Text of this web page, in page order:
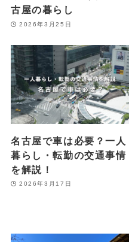
名古屋は住みやすい？転
勤・進学前に知りたい名
2026年3月25日
名古屋で車は必要？一人
暮らし・転勤の交通事情